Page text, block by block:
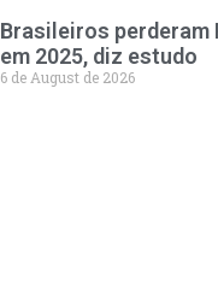
Brasileiros perderam
em 2025, diz estudo
6 de August de 2026